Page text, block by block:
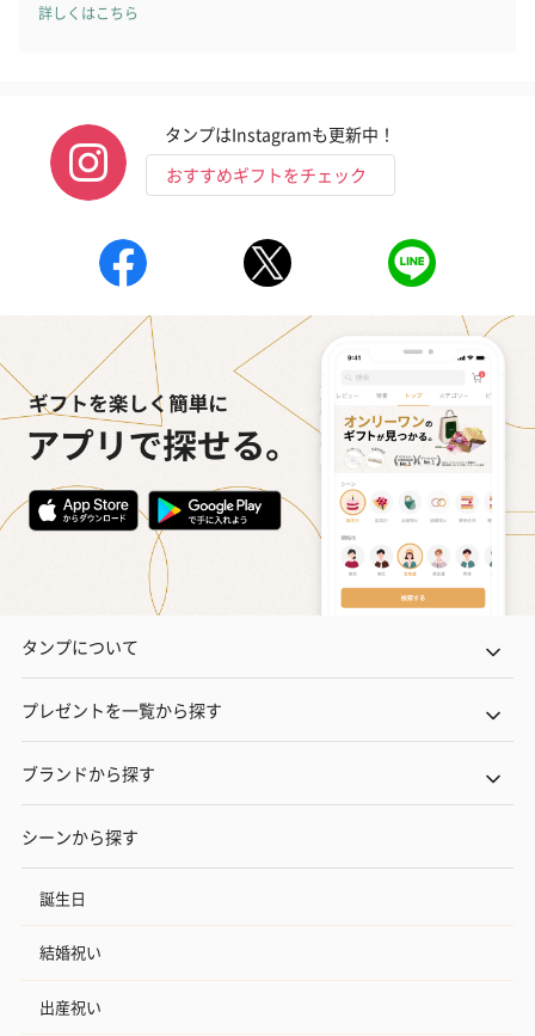
ハンドタオル・ハンカチを同梱してお届けいたします。ギフトへ
の＋αにおすすめです。
花束ハンドタオル（ピ
ンク）（1,760円）
花束ハンドタオル（ブ
ルー）（1,760円）
花束ハンドタ
ワイト）（
キャンドル・お香
キャンドル・お香を同梱してお届けいたします。
ンセンススティック
（END）（880円）
（St.OSMANTHUS）
（880円）
詳しくはこちら
タンプはInstagramも更新中！
おすすめギフトをチェック
タンプについて
プレゼントを一覧から探す
ブランドから探す
シーンから探す
誕生日
結婚祝い
出産祝い